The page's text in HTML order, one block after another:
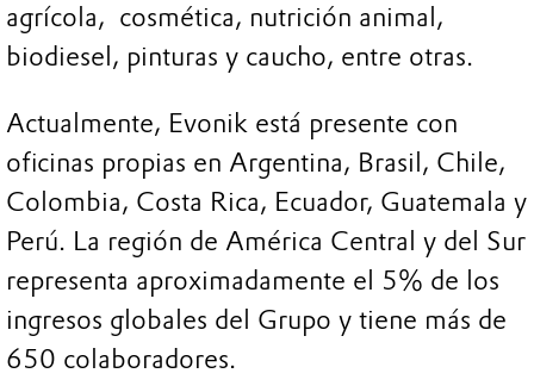
agrícola, cosmética, nutrición animal,
biodiesel, pinturas y caucho, entre otras.
Actualmente, Evonik está presente con
oficinas propias en Argentina, Brasil, Chile,
Colombia, Costa Rica, Ecuador, Guatemala y
Perú. La región de América Central y del Sur
representa aproximadamente el 5% de los
ingresos globales del Grupo y tiene más de
650 colaboradores.